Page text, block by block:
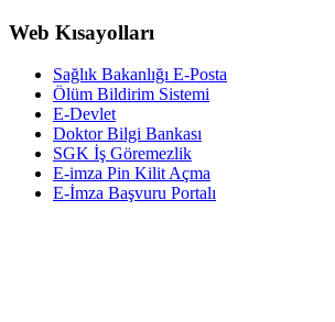
Web Kısayolları
Sağlık Bakanlığı E-Posta
Ölüm Bildirim Sistemi
E-Devlet
Doktor Bilgi Bankası
SGK İş Göremezlik
E-imza Pin Kilit Açma
E-İmza Başvuru Portalı